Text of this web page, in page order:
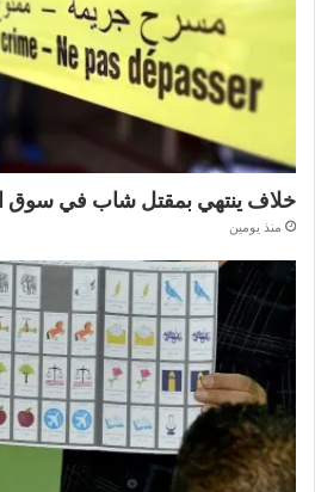
خلاف ينتهي بمقتل شاب في سوق
منذ يومين